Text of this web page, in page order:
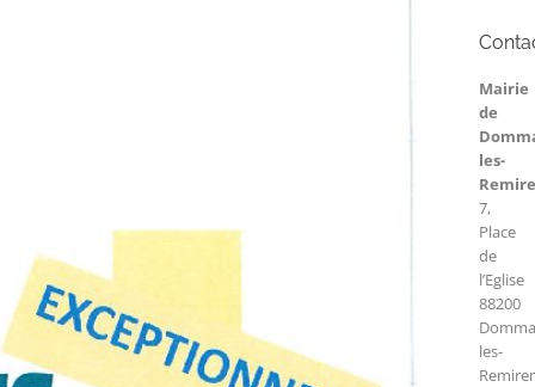
Mairie
de
les-
7,
Place
de
l’Eglise
88200
les-